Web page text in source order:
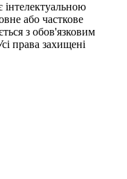
інтелектуальною
або часткове
з обов'язковим
права захищені